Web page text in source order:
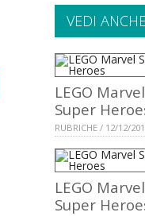
VEDI ANCHE
LEGO Marvel
Super
RUBRICHE / 12/12/
LEGO Marvel
Super